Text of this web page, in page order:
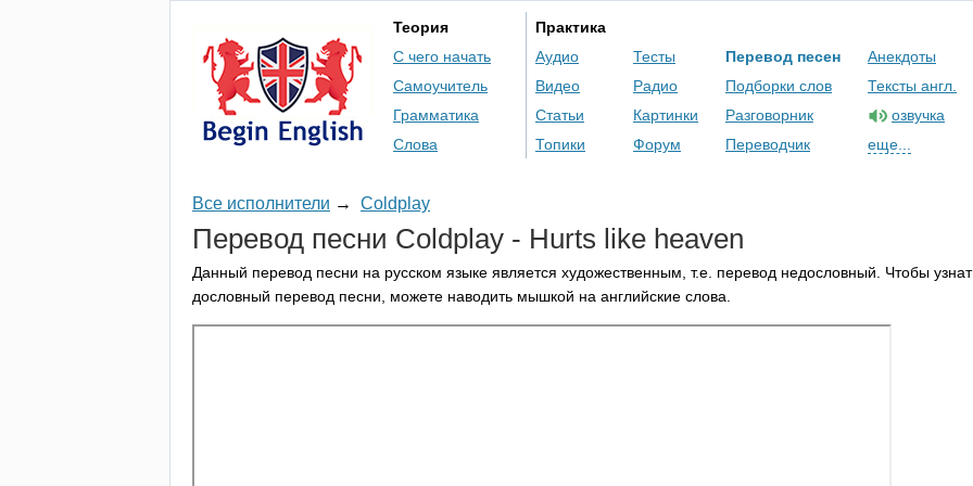
Теория
С чего начать
Самоучитель
Грамматика
Слова
Практика
Аудио
Видео
Статьи
Топики
Тесты
Радио
Картинки
Форум
Перевод песен
Подборки слов
Разговорник
Переводчик
Анекдоты
Тексты англ.
озвучка
еще...
Все исполнители → Coldplay
Перевод песни Coldplay - Hurts like heaven
Данный перевод песни на русском языке является художественным, т.е. перевод недословный. Чтобы
дословный перевод песни, можете наводить мышкой на английские слова.